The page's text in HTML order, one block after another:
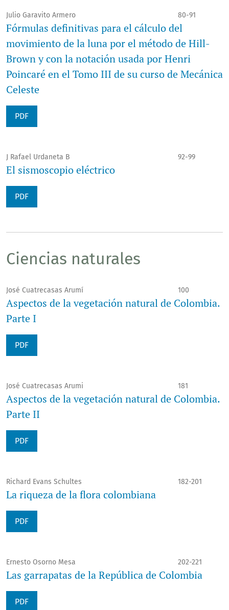
Julio Garavito Armero 80-91
Fórmulas definitivas para el cálculo del
movimiento de la luna por el método de Hill-
Brown y con la notación usada por Henri
Poincaré en el Tomo III de su curso de Mecánica
Celeste
PDF
J Rafael Urdaneta B 92-99
El sismoscopio eléctrico
PDF
Ciencias naturales
José Cuatrecasas Arumí 100
Aspectos de la vegetación natural de Colombia.
Parte I
PDF
José Cuatrecasas Arumi 181
Aspectos de la vegetación natural de Colombia.
Parte II
PDF
Richard Evans Schultes 182-201
La riqueza de la flora colombiana
PDF
Ernesto Osorno Mesa 202-221
Las garrapatas de la República de Colombia
PDF